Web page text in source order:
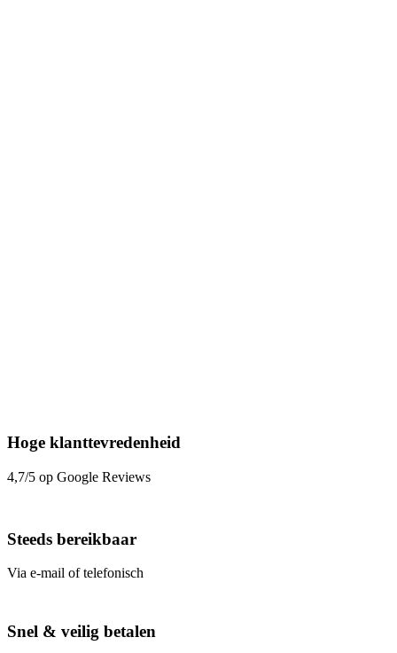
Hoge klanttevredenheid
4,7/5 op Google Reviews
Steeds bereikbaar
Via e-mail of telefonisch
Snel & veilig betalen